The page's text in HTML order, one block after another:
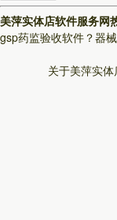
美萍实体店软件服务网
gsp药监验收软件？器
关于美萍实